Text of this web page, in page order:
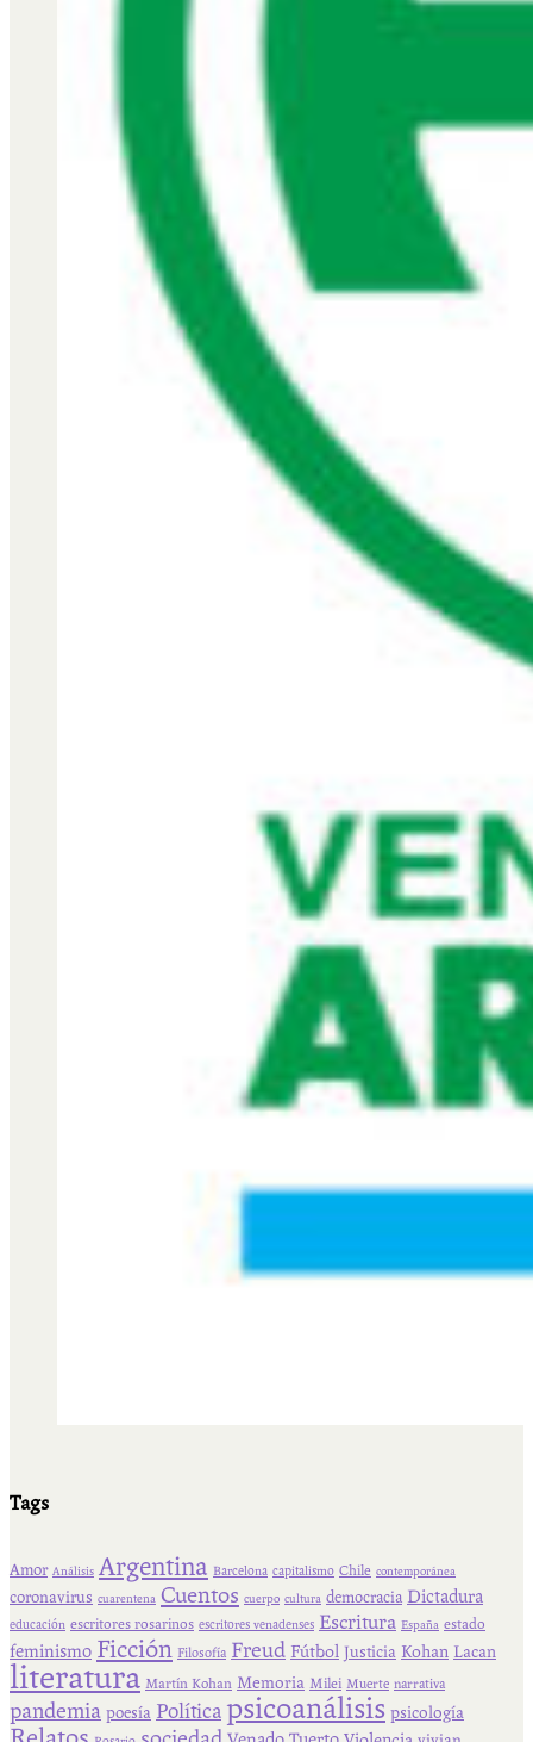
Tags
Amor Análisis Argentina Barcelona capitalismo Chile contemporánea
coronavirus cuarentena Cuentos cuerpo cultura democracia Dictadura
educación escritores rosarinos escritores venadenses Escritura España estado
feminismo Ficción Filosofía Freud Fútbol Justicia Kohan Lacan
literatura Martín Kohan Memoria Milei Muerte narrativa
pandemia poesía Política psicoanálisis psicología